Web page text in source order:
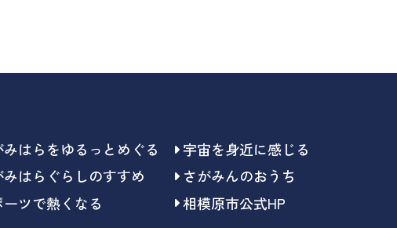
みはらをゆるっとめぐる
宇宙を身近に感じる
みはらぐらしのすすめ
さがみんのおうち
ーツで熱くなる 相模原市公式HP